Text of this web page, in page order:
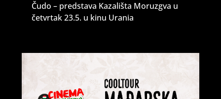
Čudo – predstava Kazališta Moruzgva u
četvrtak 23.5. u kinu Urania